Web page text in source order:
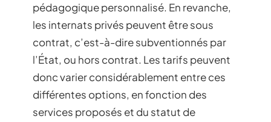
pédagogique personnalisé. En revanche,
les internats privés peuvent être sous
contrat, c’est-à-dire subventionnés par
l’État, ou hors contrat. Les tarifs peuvent
donc varier considérablement entre ces
différentes options, en fonction des
services proposés et du statut de